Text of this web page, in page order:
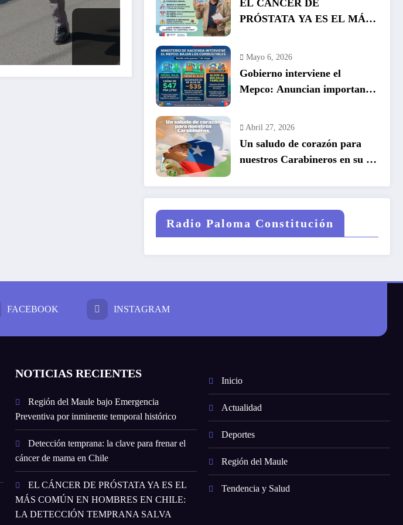
EL CÁNCER DE
PRÓSTATA YA ES EL MÁS
TEMPRANA SALVA VIDAS
Mayo 6, 2026
Gobierno interviene el
Mepco: Anuncian importante
Abril 27, 2026
Un saludo de corazón para
nuestros Carabineros en su 99
Radio Paloma Constitución
FACEBOOK INSTAGRAM
NOTICIAS RECIENTES
Región del Maule bajo Emergencia
Preventiva por inminente temporal histórico
Detección temprana: la clave para frenar el
cáncer de mama en Chile
EL CÁNCER DE PRÓSTATA YA ES EL
MÁS COMÚN EN HOMBRES EN CHILE:
LA DETECCIÓN TEMPRANA SALVA
Inicio
Actualidad
Deportes
Región del Maule
Tendencia y Salud